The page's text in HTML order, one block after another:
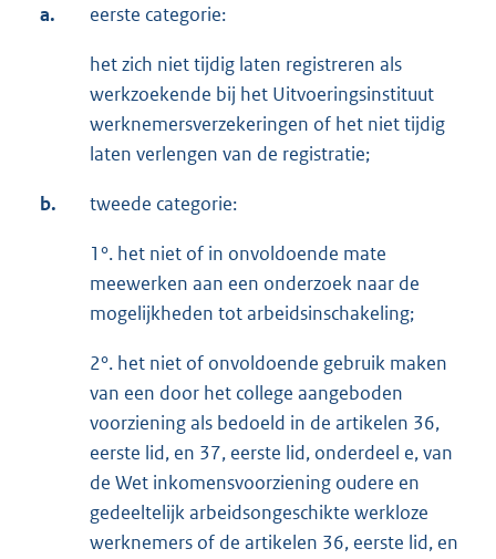
a. eerste categorie:
het zich niet tijdig laten registreren als
werkzoekende bij het Uitvoeringsinstituut
werknemersverzekeringen of het niet tijdig
laten verlengen van de registratie;
b. tweede categorie:
1°. het niet of in onvoldoende mate
meewerken aan een onderzoek naar de
mogelijkheden tot arbeidsinschakeling;
2°. het niet of onvoldoende gebruik maken
van een door het college aangeboden
voorziening als bedoeld in de artikelen 36,
eerste lid, en 37, eerste lid, onderdeel e, van
de Wet inkomensvoorziening oudere en
gedeeltelijk arbeidsongeschikte werkloze
werknemers of de artikelen 36, eerste lid, en